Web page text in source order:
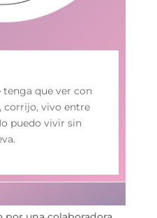
que ver con
corrijo, vivo entre
puedo vivir sin